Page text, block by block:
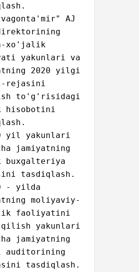
AJ
xo'jalik
yakunlari va
2020 yilgi
rejasini
to'g'risidagi
yil yakunlari
jamiyatning
tasdiqlash.
- yilda
moliyaviy-
faoliyatini
yakunlari
jamiyatning
auditorining
tasdiqlash.